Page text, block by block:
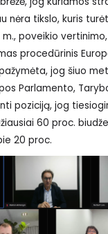
nėra tikslo, kuris
poveikio
procedūrinis
jog šiuo
Parlamento,
poziciją, jog
60 proc.
20 proc.